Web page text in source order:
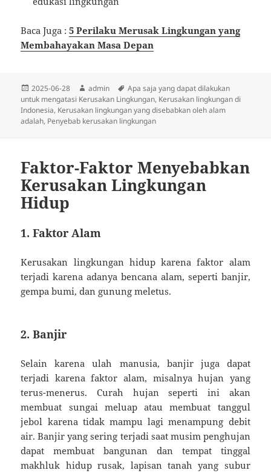
Baca Juga :5 Perilaku Merusak Lingkungan yang
Membahayakan Masa Depan
Diposkan
pada
2025-06-28 Penulis
admin Tag
Apa saja yang dapat dilakukan
untuk mengatasi Kerusakan Lingkungan, Kerusakan lingkungan di
Indonesia, Kerusakan lingkungan yang disebabkan oleh alam
adalah, Penyebab kerusakan lingkungan
Faktor-Faktor Menyebabkan
Kerusakan Lingkungan
Hidup
1. Faktor Alam
Kerusakan lingkungan hidup karena faktor alam
terjadi karena adanya bencana alam, seperti banjir,
gempa bumi, dan gunung meletus.
2. Banjir
Selain karena ulah manusia, banjir juga dapat
terjadi karena faktor alam, misalnya hujan yang
terus-menerus. Curah hujan seperti ini akan
membuat sungai meluap atau membuat tanggul
jebol karena tidak mampu lagi menampung debit
air. Banjir yang sering terjadi saat musim penghujan
dapat membuat bangunan dan tempat tinggal
makhluk hidup rusak, lapisan tanah yang subur